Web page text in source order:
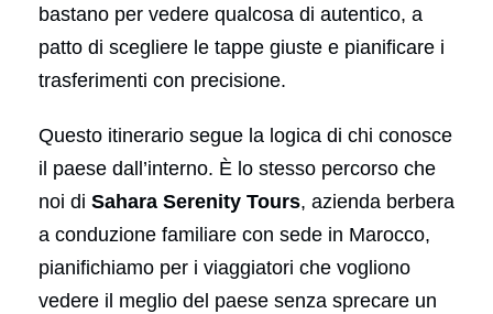
bastano per vedere qualcosa di autentico, a
patto di scegliere le tappe giuste e pianificare i
trasferimenti con precisione.
Questo itinerario segue la logica di chi conosce
il paese dall’interno. È lo stesso percorso che
noi di Sahara Serenity Tours, azienda berbera
a conduzione familiare con sede in Marocco,
pianifichiamo per i viaggiatori che vogliono
vedere il meglio del paese senza sprecare un